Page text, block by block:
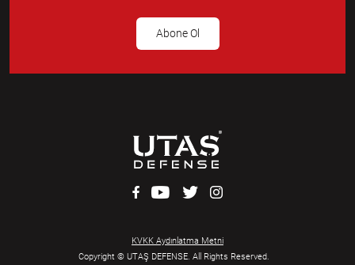
Abone Ol
Copyright © UTAŞ DEFENSE. All Rights Reserved.
KVKK Aydınlatma Metni